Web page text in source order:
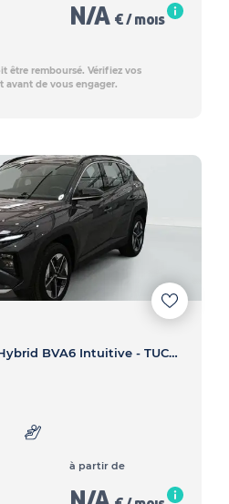
N/A € / mois
être remboursé. Vérifiez vos
avant de vous engager.
Tucson 1.6 T-GDI 239 Hybrid BVA6 Intuitive - TUCSON Tucson 1.6 T-GDI 239 Hybrid BVA6 Intuitive
à partir de